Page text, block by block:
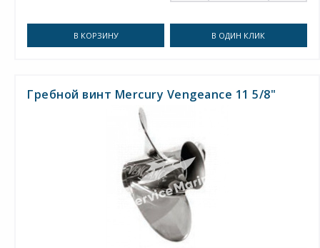
В КОРЗИНУ В ОДИН КЛИК
Гребной винт Mercury Vengeance 11 5/8"